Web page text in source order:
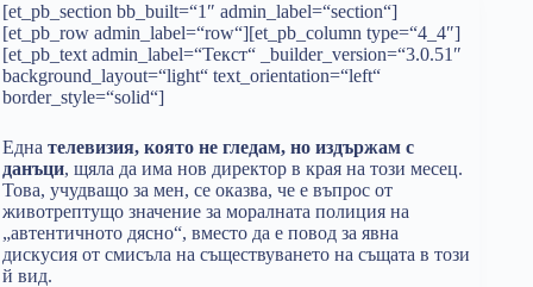
[et_pb_section bb_built=“1″ admin_label=“section“]
[et_pb_row admin_label=“row“][et_pb_column type=“4_4″]
[et_pb_text admin_label=“Текст“ _builder_version=“3.0.51″
background_layout=“light“ text_orientation=“left“
border_style=“solid“]
Една телевизия, която не гледам, но издържам с
данъци, щяла да има нов директор в края на този месец.
Това, учудващо за мен, се оказва, че е въпрос от
животрептущо значение за моралната полиция на
„автентичното дясно“, вместо да е повод за явна
дискусия от смисъла на съществуването на същата в този
й вид.